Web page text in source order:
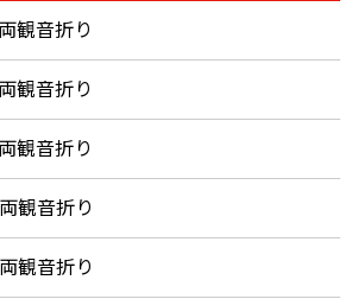
観音折り
観音折り
観音折り
観音折り
観音折り